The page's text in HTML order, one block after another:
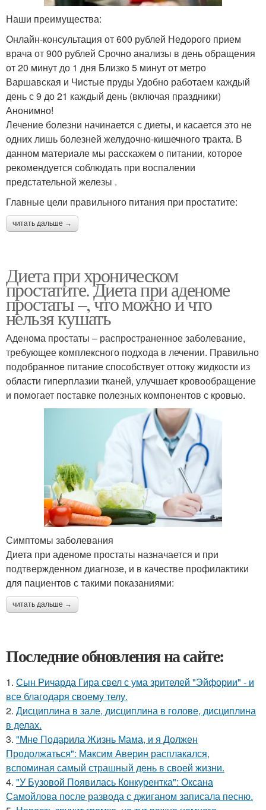
Наши преимущества:
Онлайн-консультация от 600 рублей Недорого прием
врача от 900 рублей Срочно анализы в день обращения
от 20 минут до 1 дня Близко 5 минут от метро
Варшавская и Чистые пруды Удобно работаем каждый
день с 9 до 21 каждый день (включая праздники)
Анонимно!
Лечение болезни начинается с диеты, и касается это не
одних лишь болезней желудочно-кишечного тракта. В
данном материале мы расскажем о питании, которое
рекомендуется соблюдать при воспалении
предстательной железы .
Главные цели правильного питания при простатите:
читать дальше →
Диета при хроническом
простатите. Диета при аденоме
простаты –, что можно и что
нельзя кушать
Аденома простаты – распространенное заболевание,
требующее комплексного подхода в лечении. Правильно
подобранное питание способствует оттоку жидкости из
области гиперплазии тканей, улучшает кровообращение
и помогает поставке полезных компонентов с кровью.
Симптомы заболевания
Диета при аденоме простаты назначается и при
подтвержденном диагнозе, и в качестве профилактики
для пациентов с такими показаниями:
читать дальше →
Последние обновления на сайте:
1. Сын Ричарда Гира свел с ума зрителей "Эйфории" - и
все благодаря своему телу.
2. Дисциплина в зале, дисциплина в голове, дисциплина
в делах.
3. "Мне Подарила Жизнь Мама, и я Должен
Продолжаться": Максим Аверин расплакался,
вспоминая самый страшный день в своей жизни.
4. "У Бузовой Появилась Конкурентка": Оксана
Самойлова после развода с джиганом записала песню.